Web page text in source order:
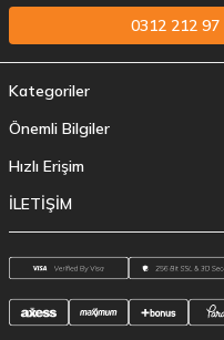
0312 212
Kategoriler
Önemli Bilgiler
Hızlı Erişim
İLETİŞİM